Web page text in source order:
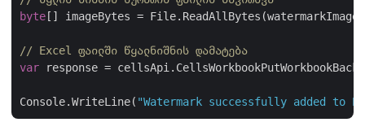
byte [] imageBytes =
// Excel ფაილში წყალნიშნის დამატება
var response =
Console.WriteLine( "Watermark successfully added to